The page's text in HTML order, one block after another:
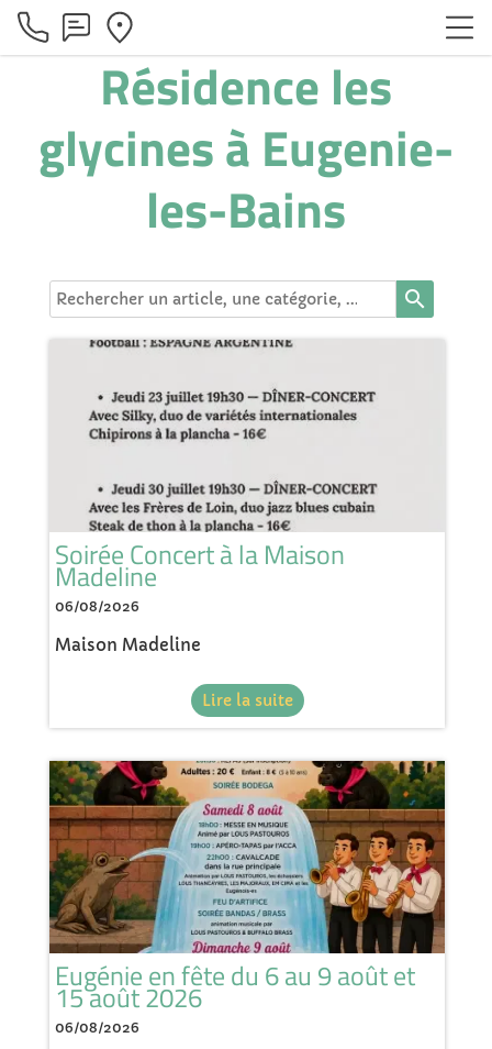
Résidence les
glycines à Eugenie-
les-Bains
search
Soirée Concert à la Maison
Madeline
06/08/2026
Maison Madeline
Lire la suite
Eugénie en fête du 6 au 9 août et
15 août 2026
06/08/2026